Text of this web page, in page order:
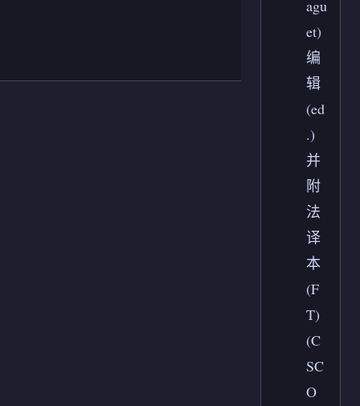
agu
et)
编
辑
(ed
.)
并
附
法
译
本
(F
T)
(C
SC
O